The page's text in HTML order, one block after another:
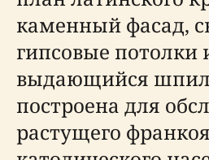
каменный фасад,
гипсовые потолки
выдающийся
построена для
растущего